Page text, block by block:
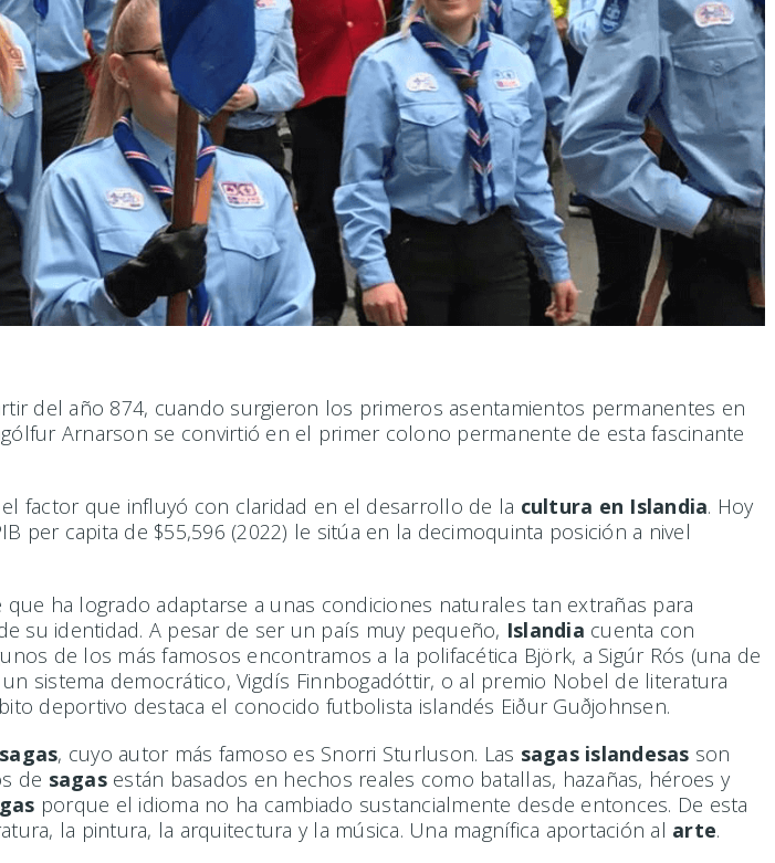
del año 874, cuando surgieron los primeros asentamientos permanentes en
Arnarson se convirtió en el primer colono permanente de esta fascinante
factor que influyó con claridad en el desarrollo de la cultura en Islandia. Hoy
capita de $55,596 (2022) le sitúa en la decimoquinta posición a nivel
ha logrado adaptarse a unas condiciones naturales tan extrañas para
su identidad. A pesar de ser un país muy pequeño, Islandia cuenta con
de los más famosos encontramos a la polifacética Björk, a Sigúr Rós (una de
sistema democrático, Vigdís Finnbogadóttir, o al premio Nobel de literatura
deportivo destaca el conocido futbolista islandés Eiður Guðjohnsen.
sagas, cuyo autor más famoso es Snorri Sturluson. Las sagas islandesas son
de sagasestán basados en hechos reales como batallas, hazañas, héroes y
porque el idioma no ha cambiado sustancialmente desde entonces. De esta
la pintura, la arquitectura y la música. Una magnífica aportación al arte.